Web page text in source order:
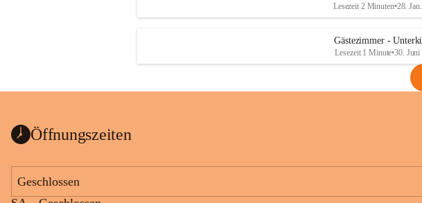
Lesezeit 2 Minuten•28.
Gästezimmer -
Lesezeit 1 Minute•30. Juni
Öffnungszeiten
Geschlossen